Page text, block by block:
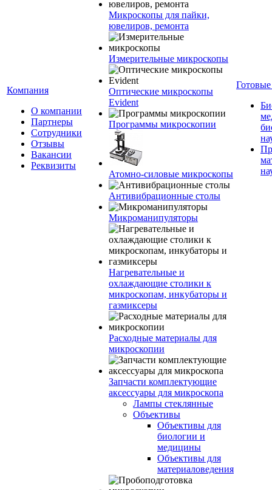
Компания
О компании
Партнеры
Сотрудники
Отзывы
Вакансии
Реквизиты
Микроскопы для пайки,
ювелиров, ремонта
Измерительные микроскопы
Оптические микроскопы
Evident
Программы микроскопии
Атомно-силовые микроскопы
Антивибрационные столы
Микроманипуляторы
Нагревательные и
охлаждающие столики к
микроскопам, инкубаторы и
газмиксеры
Расходные материалы для
микроскопии
Запчасти комплектующие
аксессуары для микроскопа
Лампы стеклянные
Объективы
Объективы для
биологии и
медицины
Объективы для
материаловедения